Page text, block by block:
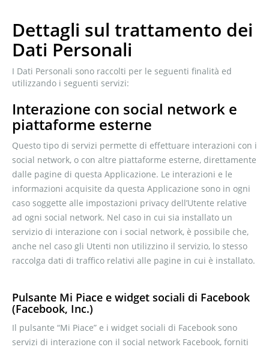
Dettagli sul trattamento dei
Dati Personali
I Dati Personali sono raccolti per le seguenti finalità ed
utilizzando i seguenti servizi:
Interazione con social network e
piattaforme esterne
Questo tipo di servizi permette di effettuare interazioni con i
social network, o con altre piattaforme esterne, direttamente
dalle pagine di questa Applicazione. Le interazioni e le
informazioni acquisite da questa Applicazione sono in ogni
caso soggette alle impostazioni privacy dell’Utente relative
ad ogni social network. Nel caso in cui sia installato un
servizio di interazione con i social network, è possibile che,
anche nel caso gli Utenti non utilizzino il servizio, lo stesso
raccolga dati di traffico relativi alle pagine in cui è installato.
Pulsante Mi Piace e widget sociali di Facebook
(Facebook, Inc.)
Il pulsante “Mi Piace” e i widget sociali di Facebook sono
servizi di interazione con il social network Facebook, forniti